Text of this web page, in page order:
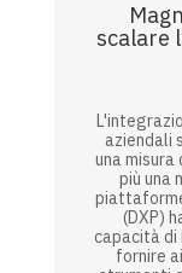
scalare
aziendali
una misura
più una
(DXP)
capacità
fornire